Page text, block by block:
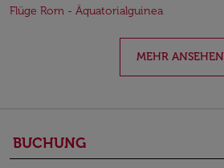
Flüge Rom - Äquatorialguinea
MEHR ANSEHEN
BUCHUNG